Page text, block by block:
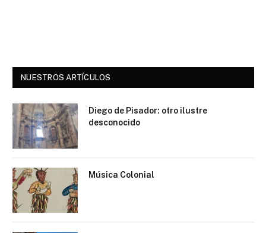
NUESTROS ARTÍCULOS
Diego de Pisador: otro ilustre
desconocido
Música Colonial